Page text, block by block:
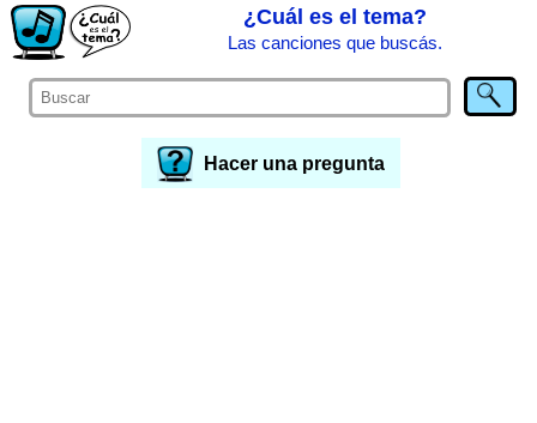
¿Cuál es el tema?
Las canciones que buscás.
Hacer una pregunta